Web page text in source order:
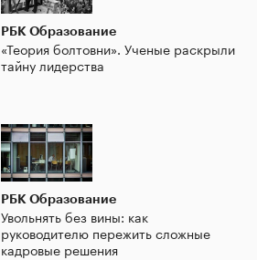
РБК Образование
«Теория болтовни». Ученые раскрыли
тайну лидерства
РБК Образование
Увольнять без вины: как
руководителю пережить сложные
кадровые решения